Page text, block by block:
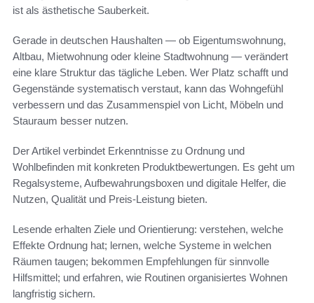
ist als ästhetische Sauberkeit.
Gerade in deutschen Haushalten — ob Eigentumswohnung,
Altbau, Mietwohnung oder kleine Stadtwohnung — verändert
eine klare Struktur das tägliche Leben. Wer Platz schafft und
Gegenstände systematisch verstaut, kann das Wohngefühl
verbessern und das Zusammenspiel von Licht, Möbeln und
Stauraum besser nutzen.
Der Artikel verbindet Erkenntnisse zu Ordnung und
Wohlbefinden mit konkreten Produktbewertungen. Es geht um
Regalsysteme, Aufbewahrungsboxen und digitale Helfer, die
Nutzen, Qualität und Preis-Leistung bieten.
Lesende erhalten Ziele und Orientierung: verstehen, welche
Effekte Ordnung hat; lernen, welche Systeme in welchen
Räumen taugen; bekommen Empfehlungen für sinnvolle
Hilfsmittel; und erfahren, wie Routinen organisiertes Wohnen
langfristig sichern.